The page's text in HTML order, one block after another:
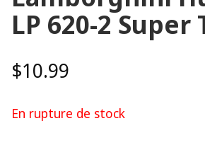
LP 620-2 Super
$10.99
En rupture de stock